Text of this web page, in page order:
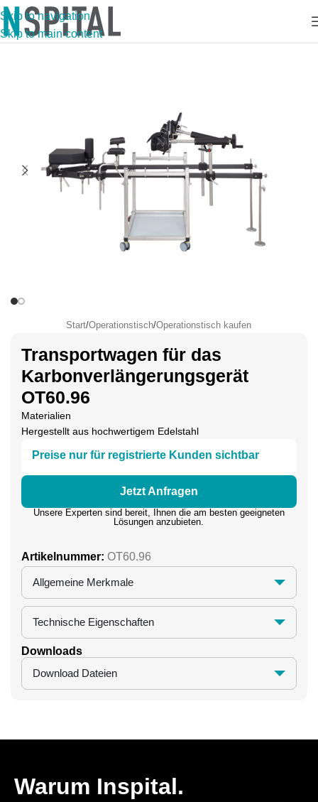
Skip to navigation
Skip to main content
Start/Operationstisch/Operationstisch kaufen
Transportwagen für das
Karbonverlängerungsgerät
OT60.96
Materialien
Hergestellt aus hochwertigem Edelstahl
Preise nur für registrierte Kunden sichtbar
Jetzt Anfragen
Unsere Experten sind bereit, Ihnen die am besten geeigneten
Lösungen anzubieten.
Artikelnummer: OT60.96
Allgemeine Merkmale
Technische Eigenschaften
Downloads
Download Dateien
Warum Inspital.